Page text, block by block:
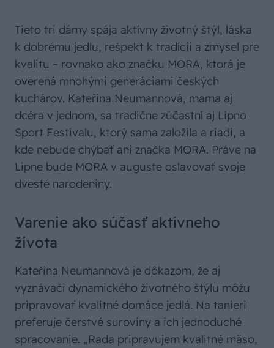
Tieto tri dámy spája aktívny životný štýl, láska
k dobrému jedlu, rešpekt k tradícii a zmysel pre
kvalitu – rovnako ako značku MORA, ktorá je
overená mnohými generáciami českých
kuchárov. Kateřina Neumannová, mama aj
dcéra v jednom, sa tradične zúčastní aj Lipno
Sport Festivalu, ktorý sama založila a riadi, a
kde nebude chýbať ani značka MORA. Práve na
Lipne bude MORA v auguste oslavovať svoje
dvesté narodeniny.
Varenie ako súčasť aktívneho
života
Kateřina Neumannová je dôkazom, že aj
vyznávači dynamického životného štýlu môžu
pripravovať kvalitné domáce jedlá. Na tanieri
preferuje čerstvé suroviny a ich jednoduché
spracovanie. „Rada pripravujem kvalitné mäso,